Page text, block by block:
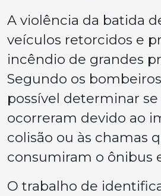
A violência da batida
veículos retorcidos e
incêndio de grandes
Segundo os
possível determinar
ocorreram devido ao
colisão ou às chamas
consumiram o ônibus
O trabalho de